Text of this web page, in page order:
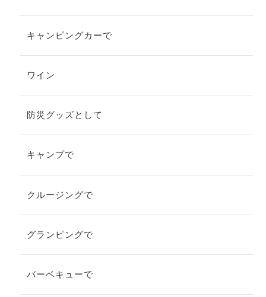
キャンピングカーで
ワイン
防災グッズとして
キャンプで
クルージングで
グランピングで
バーベキューで